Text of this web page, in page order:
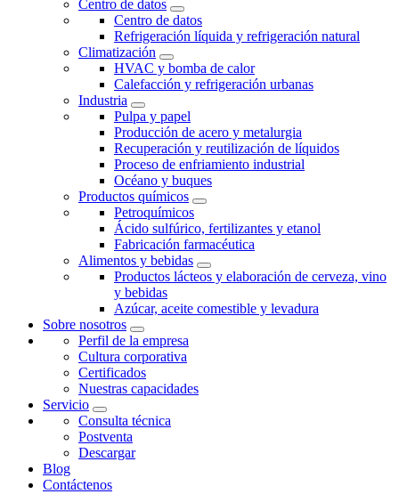
Centro de datos
Centro de datos
Refrigeración líquida y refrigeración natural
Climatización
HVAC y bomba de calor
Calefacción y refrigeración urbanas
Industria
Pulpa y papel
Producción de acero y metalurgia
Recuperación y reutilización de líquidos
Proceso de enfriamiento industrial
Océano y buques
Productos químicos
Petroquímicos
Ácido sulfúrico, fertilizantes y etanol
Fabricación farmacéutica
Alimentos y bebidas
Productos lácteos y elaboración de cerveza, vino
y bebidas
Azúcar, aceite comestible y levadura
Sobre nosotros
Perfil de la empresa
Cultura corporativa
Certificados
Nuestras capacidades
Servicio
Consulta técnica
Postventa
Descargar
Blog
Contáctenos